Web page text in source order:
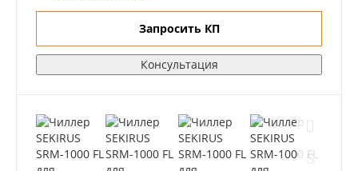
Запросить КП
Консультация